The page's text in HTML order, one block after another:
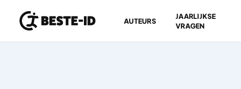
Ga naar inhoud
AUTEURS
JAARLIJKSE
VRAGEN